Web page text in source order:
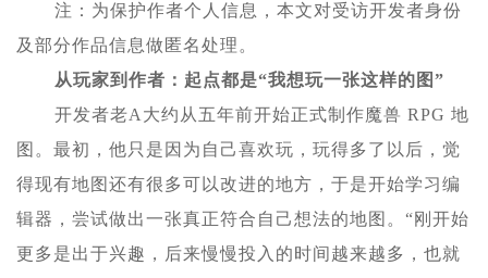
注：为保护作者个人信息，本文对受访开发者身份
及部分作品信息做匿名处理。
从玩家到作者：起点都是“我想玩一张这样的图”
开发者老A大约从五年前开始正式制作魔兽 RPG 地
图。最初，他只是因为自己喜欢玩，玩得多了以后，觉
得现有地图还有很多可以改进的地方，于是开始学习编
辑器，尝试做出一张真正符合自己想法的地图。“刚开始
更多是出于兴趣，后来慢慢投入的时间越来越多，也就